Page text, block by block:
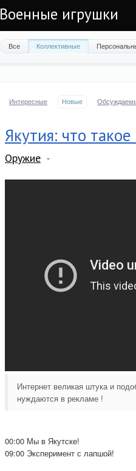
Военные игрушки
Все Коллективные
Интересные Новые
Якутия: что
Оружие
Интернет великая штука и
нуждаются в рекламе !
00:00 Мы в Якутске!
09:00 Эксперимент с лапшой!